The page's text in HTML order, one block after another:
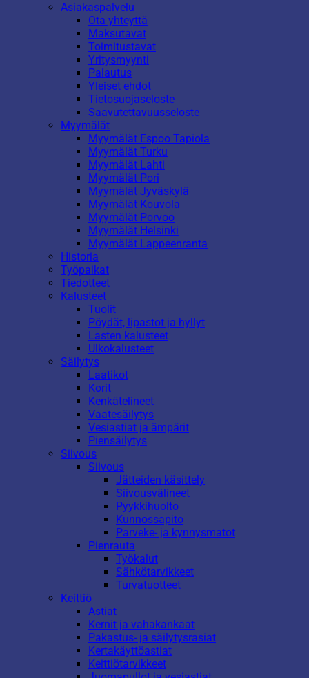
Asiakaspalvelu
Ota yhteyttä
Maksutavat
Toimitustavat
Yritysmyynti
Palautus
Yleiset ehdot
Tietosuojaseloste
Saavutettavuusseloste
Myymälät
Myymälät Espoo Tapiola
Myymälät Turku
Myymälät Lahti
Myymälät Pori
Myymälät Jyväskylä
Myymälät Kouvola
Myymälät Porvoo
Myymälät Helsinki
Myymälät Lappeenranta
Historia
Työpaikat
Tiedotteet
Kalusteet
Tuolit
Pöydät, lipastot ja hyllyt
Lasten kalusteet
Ulkokalusteet
Säilytys
Laatikot
Korit
Kenkätelineet
Vaatesäilytys
Vesiastiat ja ämpärit
Piensäilytys
Siivous
Siivous
Jätteiden käsittely
Siivousvälineet
Pyykkihuolto
Kunnossapito
Parveke- ja kynnysmatot
Pienrauta
Työkalut
Sähkötarvikkeet
Turvatuotteet
Keittiö
Astiat
Kernit ja vahakankaat
Pakastus- ja säilytysrasiat
Kertakäyttöastiat
Keittiötarvikkeet